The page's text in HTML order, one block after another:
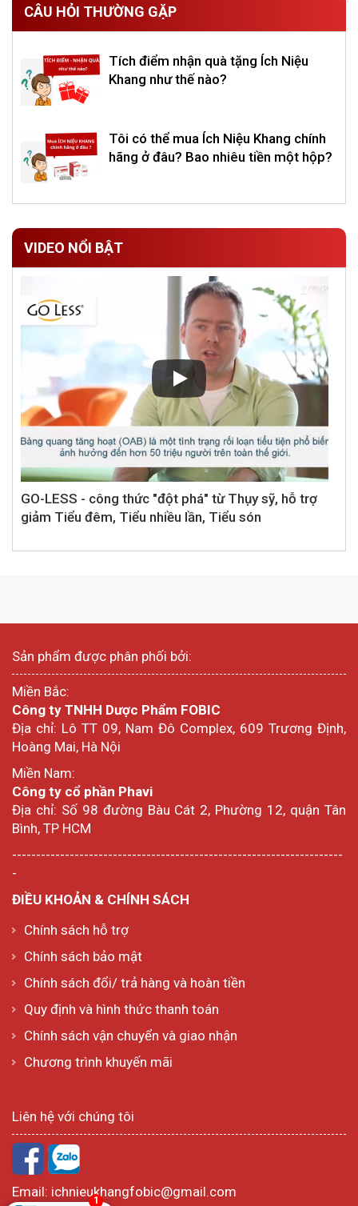
CÂU HỎI THƯỜNG GẶP
Tích điểm nhận quà tặng Ích Niệu
Khang như thế nào?
Tôi có thể mua Ích Niệu Khang chính
hãng ở đâu? Bao nhiêu tiền một hộp?
VIDEO NỔI BẬT
GO-LESS - công thức "đột phá" từ Thụy sỹ, hỗ trợ
giảm Tiểu đêm, Tiểu nhiều lần, Tiểu són
Sản phẩm được phân phối bởi:
Miền Bắc:
Công ty TNHH Dược Phẩm FOBIC
Địa chỉ: Lô TT 09, Nam Đô Complex, 609 Trương Định,
Hoàng Mai, Hà Nội
Miền Nam:
Công ty cổ phần Phavi
Địa chỉ: Số 98 đường Bàu Cát 2, Phường 12, quận Tân
Bình, TP HCM
---------------------------------------------------------------------
-
ĐIỀU KHOẢN & CHÍNH SÁCH
Chính sách hỗ trợ
Chính sách bảo mật
Chính sách đổi/ trả hàng và hoàn tiền
Quy định và hình thức thanh toán
Chính sách vận chuyển và giao nhận
Chương trình khuyến mãi
Liên hệ với chúng tôi
Email: ichnieukhangfobic@gmail.com
1